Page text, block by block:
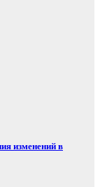
изменений в